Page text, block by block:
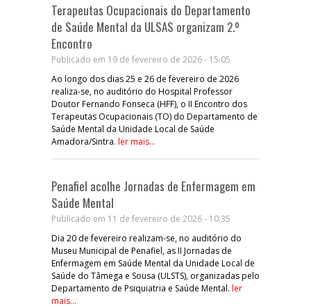
Terapeutas Ocupacionais do Departamento
de Saúde Mental da ULSAS organizam 2.º
Encontro
Publicado em 19 de fevereiro de 2026 - 15:05
Ao longo dos dias 25 e 26 de fevereiro de 2026
realiza-se, no auditório do Hospital Professor
Doutor Fernando Fonseca (HFF), o II Encontro dos
Terapeutas Ocupacionais (TO) do Departamento de
Saúde Mental da Unidade Local de Saúde
Amadora/Sintra. ler mais...
Penafiel acolhe Jornadas de Enfermagem em
Saúde Mental
Publicado em 11 de fevereiro de 2026 - 10:35
Dia 20 de fevereiro realizam-se, no auditório do
Museu Municipal de Penafiel, as II Jornadas de
Enfermagem em Saúde Mental da Unidade Local de
Saúde do Tâmega e Sousa (ULSTS), organizadas pelo
Departamento de Psiquiatria e Saúde Mental. ler
mais...